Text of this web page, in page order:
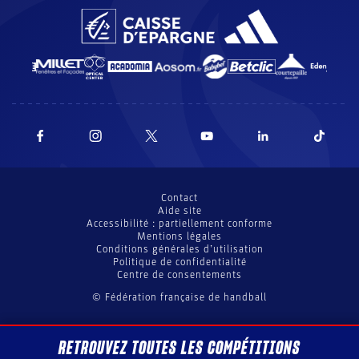
© Fédération française de handball
Contact
Aide site
Accessibilité : partiellement conforme
Mentions légales
Conditions générales d’utilisation
Politique de confidentialité
Centre de consentements
RETROUVEZ TOUTES LES COMPÉTITIONS